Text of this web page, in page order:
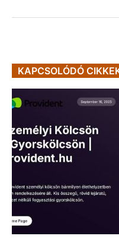
KAPCSOLÓDÓ